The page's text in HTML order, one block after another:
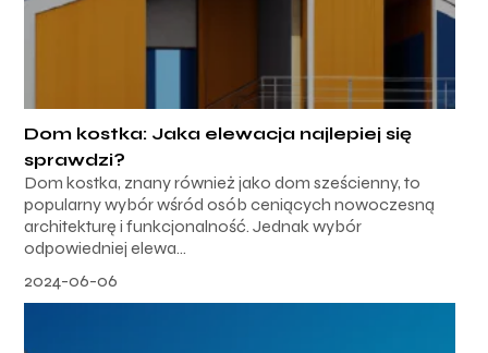
Dom kostka: Jaka elewacja najlepiej się
sprawdzi?
Dom kostka, znany również jako dom sześcienny, to
popularny wybór wśród osób ceniących nowoczesną
architekturę i funkcjonalność. Jednak wybór
odpowiedniej elewa...
2024-06-06